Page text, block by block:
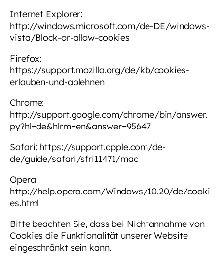
Internet Explorer:
http://windows.microsoft.com/de-DE/windows-
vista/Block-or-allow-cookies
Firefox:
https://support.mozilla.org/de/kb/cookies-
erlauben-und-ablehnen
Chrome:
http://support.google.com/chrome/bin/answer.
py?hl=de&hlrm=en&answer=95647
Safari: https://support.apple.com/de-
de/guide/safari/sfri11471/mac
Opera:
http://help.opera.com/Windows/10.20/de/cooki
es.html
Bitte beachten Sie, dass bei Nichtannahme von
Cookies die Funktionalität unserer Website
eingeschränkt sein kann.